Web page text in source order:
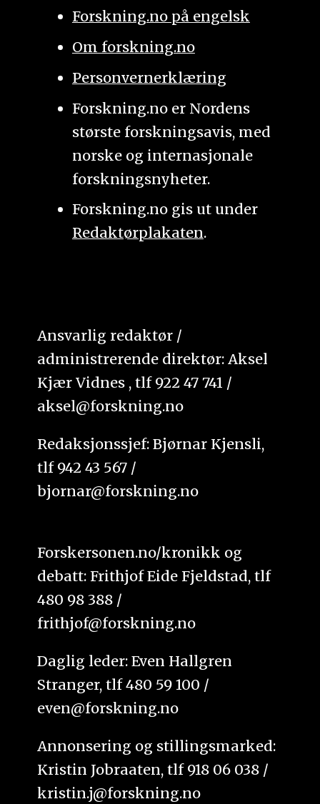
Forskning.no på engelsk
Om forskning.no
Personvernerklæring
Forskning.no er Nordens
største forskningsavis, med
norske og internasjonale
forskningsnyheter.
Forskning.no gis ut under
Redaktørplakaten.
Ansvarlig redaktør /
administrerende direktør: Aksel
Kjær Vidnes , tlf 922 47 741 /
aksel@forskning.no
Redaksjonssjef: Bjørnar Kjensli,
tlf 942 43 567 /
bjornar@forskning.no
Forskersonen.no/kronikk og
debatt: Frithjof Eide Fjeldstad, tlf
480 98 388 /
frithjof@forskning.no
Daglig leder: Even Hallgren
Stranger, tlf 480 59 100 /
even@forskning.no
Annonsering og stillingsmarked:
Kristin Jobraaten, tlf 918 06 038 /
kristin.j@forskning.no